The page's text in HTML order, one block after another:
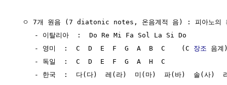
ㅇ 7개 원음 (7 diatonic notes, 온음계적 음) : 피아노의
     - 이탈리아  :  Do Re Mi Fa Sol La Si Do
     - 영미  :  C  D  E  F  G  A  B  C    (C
장조 음계
     - 독일  :  C  D  E  F  G  A  H  C
- 한국  :  다(다)  레(라)  미(마)  파(바)  솔(사)